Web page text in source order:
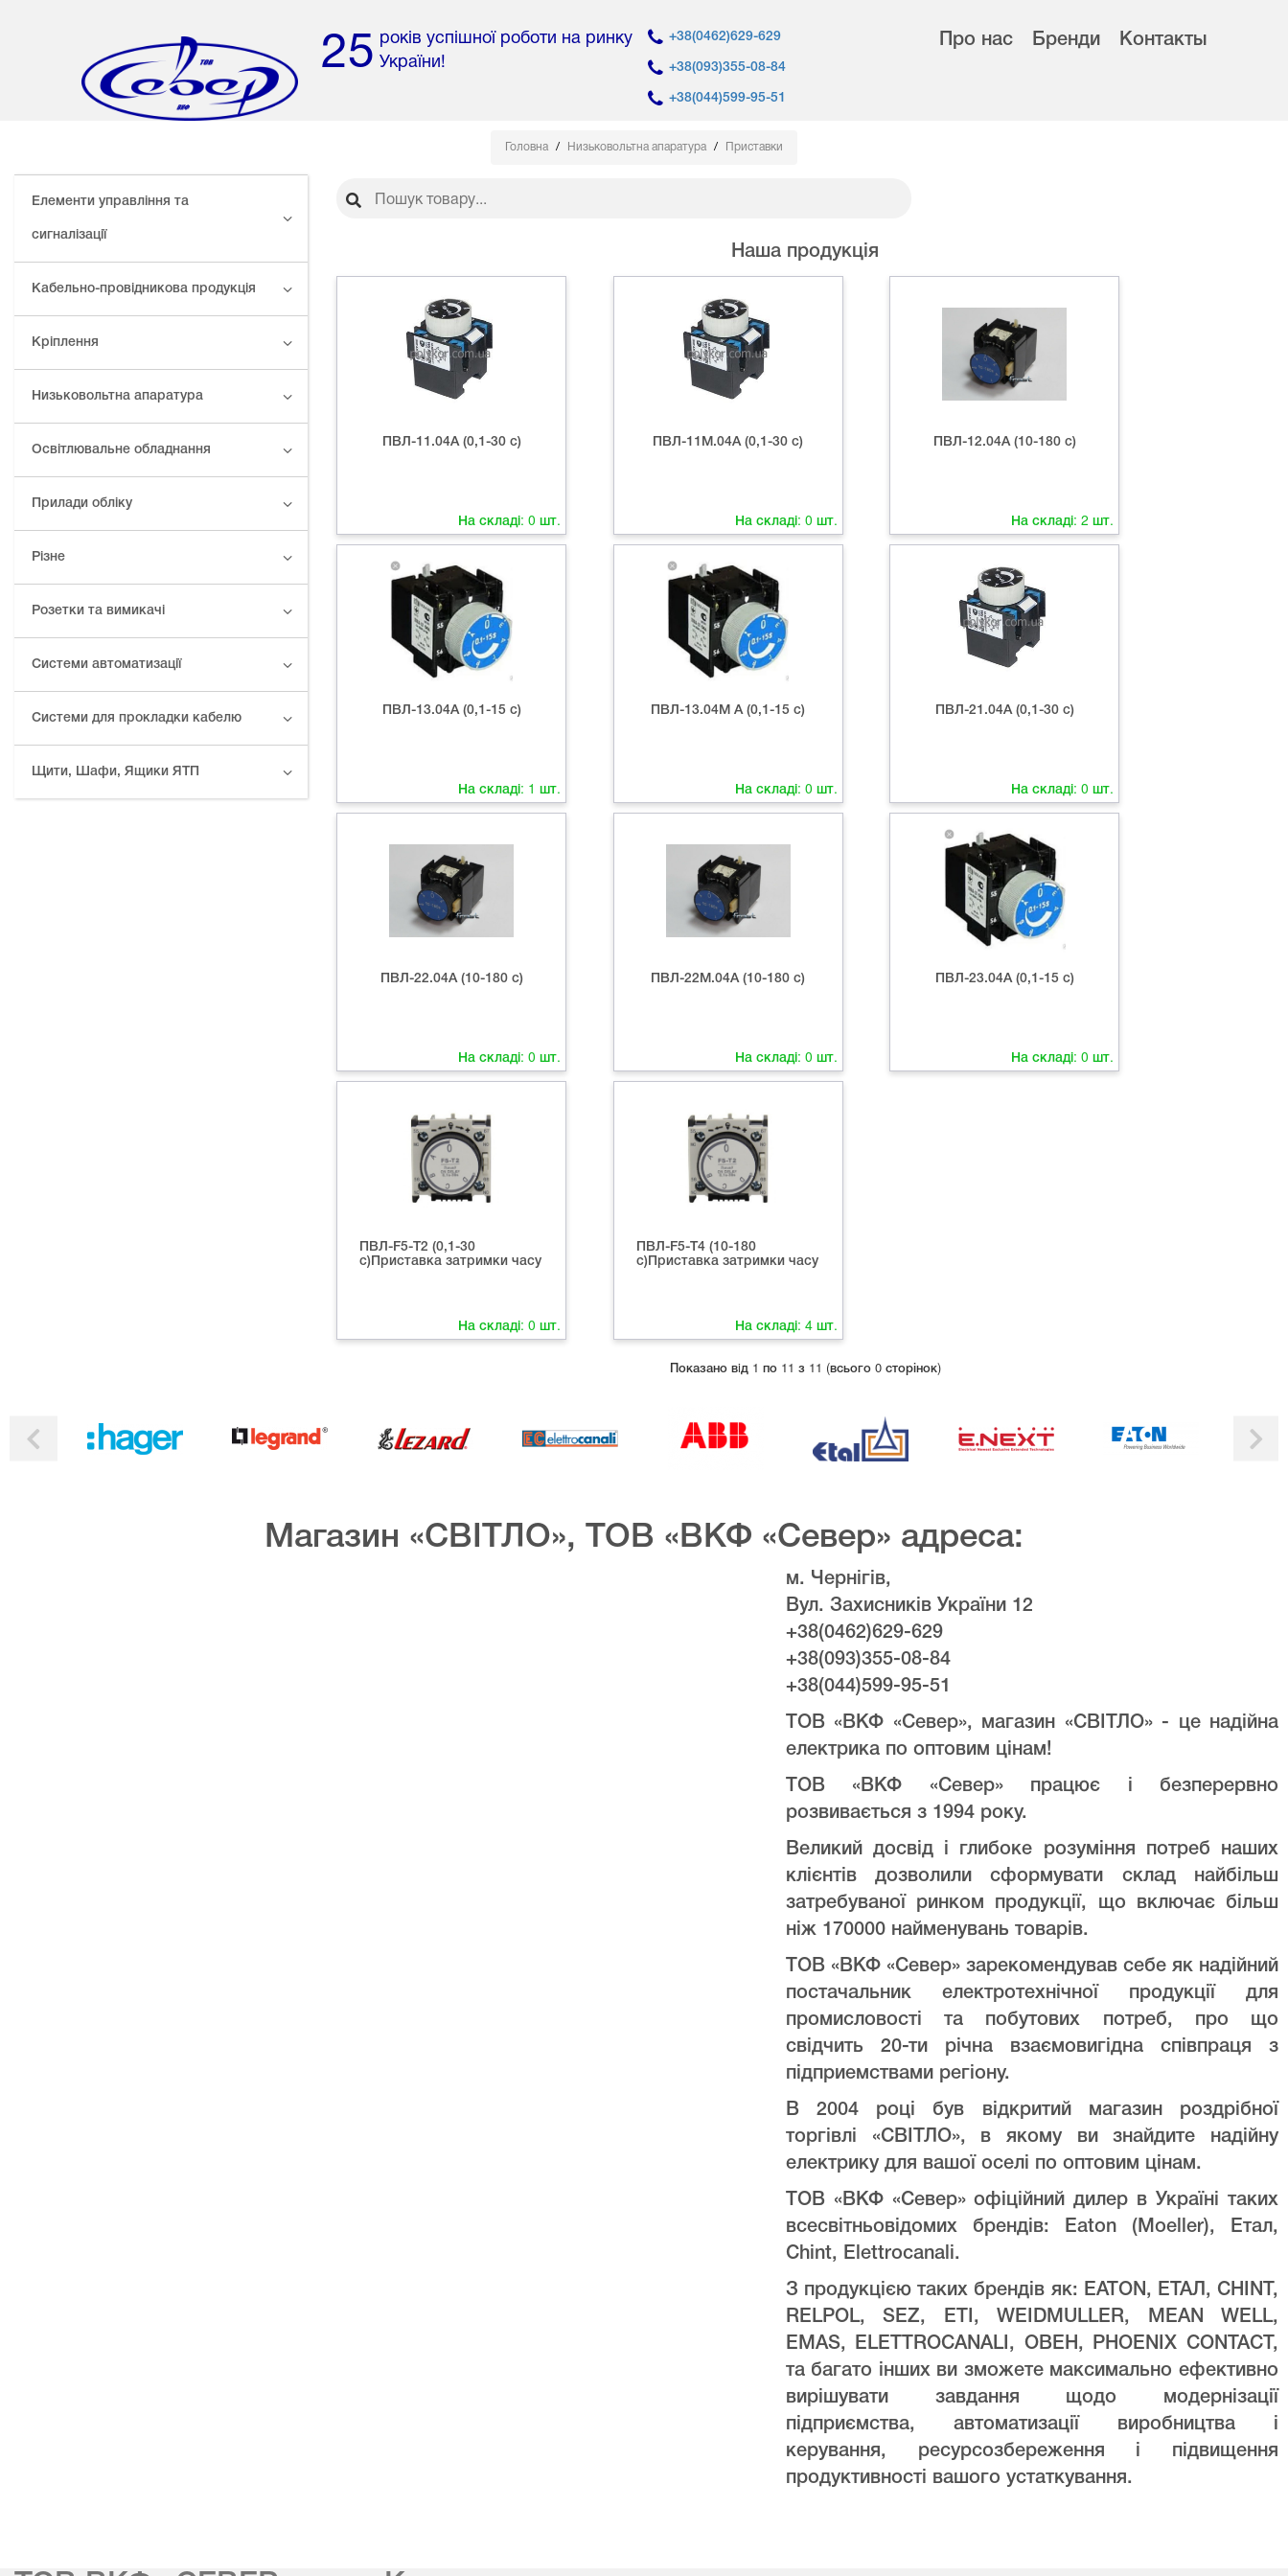
25 років успішної роботи на ринку
України!
+38(0462)629-629
+38(093)355-08-84
+38(044)599-95-51
Про нас Бренди Контакты
Елементи управління та
сигналізації
Кабельно-провідникова продукція
Кріплення
Низьковольтна апаратура
Освітлювальне обладнання
Прилади обліку
Різне
Розетки та вимикачі
Системи автоматизації
Системи для прокладки кабелю
Щити, Шафи, Ящики ЯТП
Головна Низьковольтна апаратура Приставки
Наша продукція
ПВЛ-11.04А (0,1-30 с)
На складі: 0 шт.
ПВЛ-11М.04А (0,1-30 с)
На складі: 0 шт.
ПВЛ-12.04А (10-180 с)
На складі:2 шт.
ПВЛ-13.04А (0,1-15 с)
На складі: 1 шт.
ПВЛ-13.04М А (0,1-15 с)
На складі: 0 шт.
ПВЛ-21.04А (0,1-30 с)
На складі:0 шт.
ПВЛ-22.04А (10-180 с)
На складі: 0 шт.
ПВЛ-22М.04А (10-180 с)
На складі: 0 шт.
ПВЛ-23.04А (0,1-15 с)
На складі:0 шт.
ПВЛ-F5-T2 (0,1-30
с)Приставка затримки часу
На складі: 0 шт.
ПВЛ-F5-T4 (10-180
с)Приставка затримки часу
На складі: 4шт.
Показано вiд 1 по 11 з 11 (всього 0 сторінок)
Магазин «СВІТЛО», ТОВ «ВКФ «Север» адреса:
м. Чернігів,
Вул. Захисників України 12
+38(0462)629-629
+38(093)355-08-84
+38(044)599-95-51
ТОВ «ВКФ «Север», магазин «СВІТЛО» - це надійна
електрика по оптовим цінам!
ТОВ «ВКФ «Север» працює і безперервно
розвивається з 1994 року.
Великий досвід і глибоке розуміння потреб наших
клієнтів дозволили сформувати склад найбільш
затребуваної ринком продукції, що включає більш
ніж 170000 найменувань товарів.
ТОВ «ВКФ «Север» зарекомендував себе як надійний
постачальник електротехнічної продукції для
промисловості та побутових потреб, про що
свідчить 20-ти річна взаємовигідна співпраця з
підприемствами регіону.
В 2004 році був відкритий магазин роздрібної
торгівлі «СВІТЛО», в якому ви знайдите надійну
електрику для вашої оселі по оптовим цінам.
ТОВ «ВКФ «Север» офіційний дилер в Україні таких
всесвітньовідомих брендів: Eaton (Moeller), Етал,
Chint, Elettrocanali.
З продукцією таких брендів як: EATON, ЕТАЛ, CHINT,
RELPOL, SEZ, ETI, WEIDMULLER, MEAN WELL,
EMAS, ELETTROCANALI, ОВЕН, PHOENIX CONTACT,
та багато інших ви зможете максимально ефективно
вирішувати завдання щодо модернізації
підприємства, автоматизації виробництва і
керування, ресурсозбереження і підвищення
продуктивності вашого устаткування.